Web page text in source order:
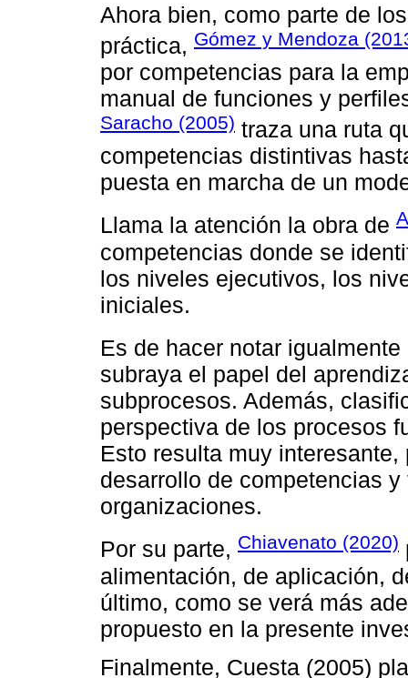
Ahora bien, como parte de
práctica, Gómez y Mendoza
por competencias para la
manual de funciones y
Saracho (2005) traza una ruta
competencias distintivas
puesta en marcha de un
Llama la atención la obra de
competencias donde se
los niveles ejecutivos, los
iniciales.
Es de hacer notar
subraya el papel del
subprocesos. Además,
perspectiva de los procesos
Esto resulta muy
desarrollo de competencias
organizaciones.
Por su parte, Chiavenato (2020)
alimentación, de aplicación,
último, como se verá más
propuesto en la presente
Finalmente, Cuesta (2005)